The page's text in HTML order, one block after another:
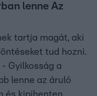
lenne Az
tartja magát, aki
tud hozni.
Gyilkosság a
lenne az áruló
és kipihenten